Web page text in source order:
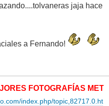
jaja hace
a Fernando!
FOTOGRAFÍAS
index.php/topic,82717.0.ht